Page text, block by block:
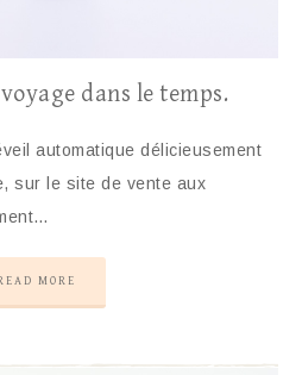
dans le temps.
automatique délicieusement
sur le site de vente aux
MORE